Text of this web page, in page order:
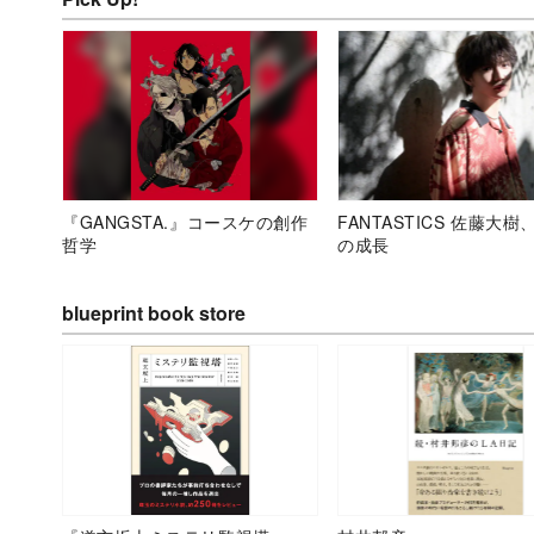
『GANGSTA.』コースケの創作
哲学
FANTASTICS 佐藤大樹
の成長
blueprint book store